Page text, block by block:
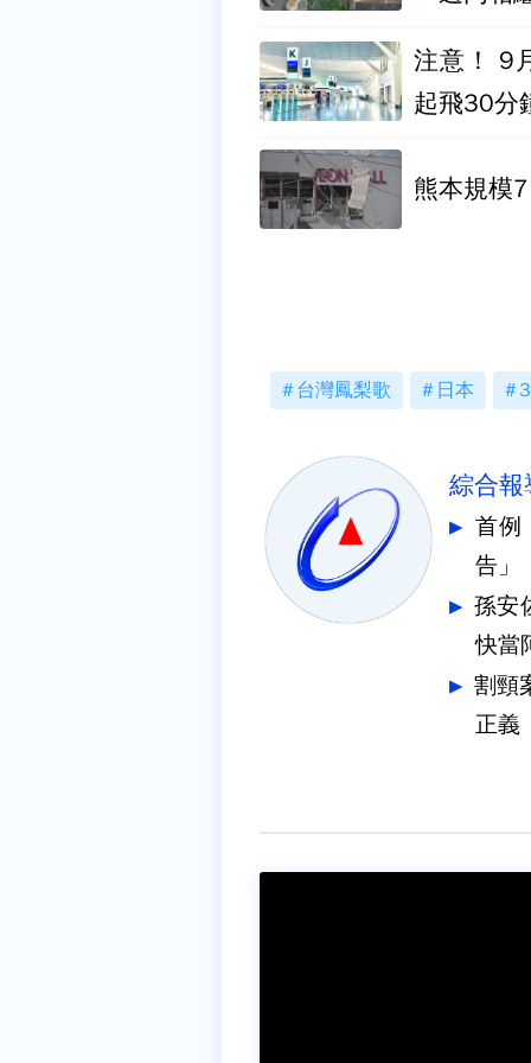
注意！ 9
起飛30分
熊本規模
台灣鳳梨歌 日本
綜合報
首例
告」
孫安
快當
割頸
正義